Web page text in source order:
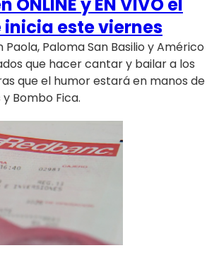
este viernes
Paola, Paloma San Basilio y Américo
que hacer cantar y bailar a los
que el humor estará en manos de
Bombo Fica.